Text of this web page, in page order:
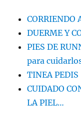
CORRIENDO
DUERME Y
PIES DE
para
TINEA PEDIS
CUIDADO
LA PIEL…